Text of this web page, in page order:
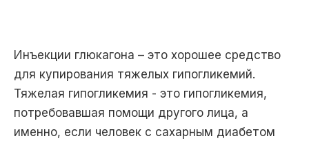
Инъекции глюкагона – это хорошее средство
для купирования тяжелых гипогликемий.
Тяжелая гипогликемия - это гипогликемия,
потребовавшая помощи другого лица, а
именно, если человек с сахарным диабетом